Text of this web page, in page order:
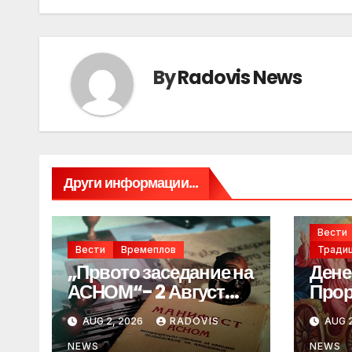
ByRadovis News
Други информации...
Вести Времеплов
„Првото заседание на
АСНОМ“- 2 Август
1944 год.
AUG 2, 2026 RADOVIS
NEWS
Вести
AUG
NEWS